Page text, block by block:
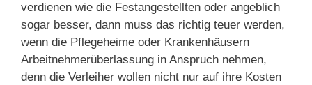
verdienen wie die Festangestellten oder angeblich
sogar besser, dann muss das richtig teuer werden,
wenn die Pflegeheime oder Krankenhäusern
Arbeitnehmerüberlassung in Anspruch nehmen,
denn die Verleiher wollen nicht nur auf ihre Kosten